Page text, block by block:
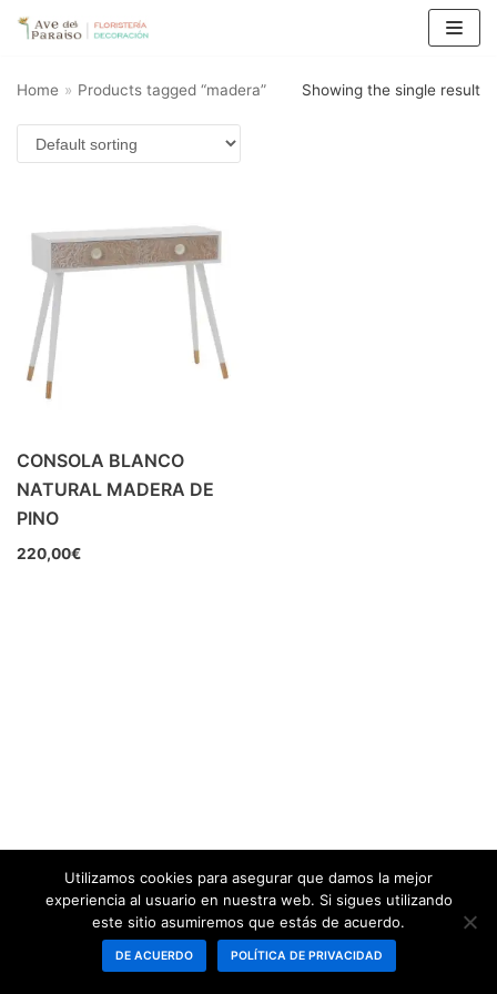
al
contenido
Home » Products tagged “madera” Showing the single result
CONSOLA BLANCO
NATURAL MADERA DE
PINO
220,00€
Neve| Funciona gracias aWordPress
Utilizamos cookies para asegurar que damos la mejor
experiencia al usuario en nuestra web. Si sigues utilizando
este sitio asumiremos que estás de acuerdo.
DE ACUERDO POLÍTICA DE PRIVACIDAD